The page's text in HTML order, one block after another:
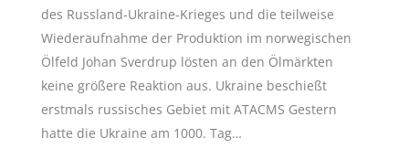
des Russland-Ukraine-Krieges und die teilweise
Wiederaufnahme der Produktion im norwegischen
Ölfeld Johan Sverdrup lösten an den Ölmärkten
keine größere Reaktion aus. Ukraine beschießt
erstmals russisches Gebiet mit ATACMS Gestern
hatte die Ukraine am 1000. Tag…